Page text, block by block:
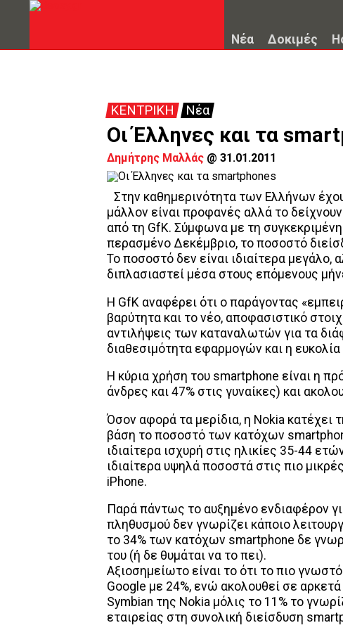
Νέα Δοκιμές
ΚΕΝΤΡΙΚΗ Νέα
Οι Έλληνες και τα
Δημήτρης Μαλλάς @ 31.01.2011
Στην καθημερινότητα των Ελλήνων
μάλλον είναι προφανές αλλά το
από τη GfK. Σύμφωνα με τη
περασμένο Δεκέμβριο, το ποσοστό
Το ποσοστό δεν είναι ιδιαίτερα μεγάλο,
διπλασιαστεί μέσα στους επόμενους
Η GfK αναφέρει ότι ο παράγοντας
βαρύτητα και το νέο, αποφασιστικό
αντιλήψεις των καταναλωτών για τα
διαθεσιμότητα εφαρμογών και η
Η κύρια χρήση του smartphone είναι η
άνδρες και 47% στις γυναίκες) και
Όσον αφορά τα μερίδια, η Nokia
βάση το ποσοστό των κατόχων
ιδιαίτερα ισχυρή στις ηλικίες 35-44
ιδιαίτερα υψηλά ποσοστά στις πιο
iPhone.
Παρά πάντως το αυξημένο ενδιαφέρον
πληθυσμού δεν γνωρίζει κάποιο
το 34% των κατόχων smartphone δε
του (ή δε θυμάται να το πει).
Αξιοσημείωτο είναι το ότι το πιο
Google με 24%, ενώ ακολουθεί σε
Symbian της Nokia μόλις το 11% το
εταιρείας στη συνολική διείσδυση